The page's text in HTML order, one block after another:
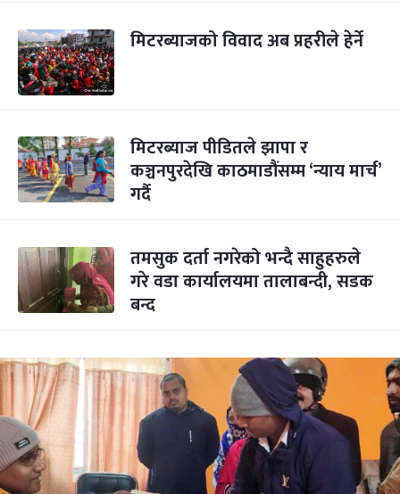
मिटरब्याजको विवाद अब प्रहरीले हेर्ने
मिटरब्याज पीडितले झापा र
कञ्चनपुरदेखि काठमाडौंसम्म ‘न्याय मार्च’
गर्दै
तमसुक दर्ता नगरेको भन्दै साहुहरुले
गरे वडा कार्यालयमा तालाबन्दी, सडक
बन्द